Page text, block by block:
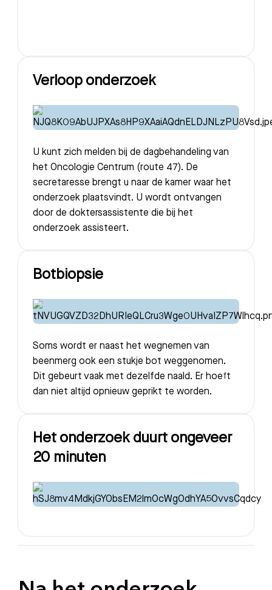
Verloop onderzoek
U kunt zich melden bij de dagbehandeling van
het Oncologie Centrum (route 47). De
secretaresse brengt u naar de kamer waar het
onderzoek plaatsvindt. U wordt ontvangen
door de doktersassistente die bij het
onderzoek assisteert.
Botbiopsie
Soms wordt er naast het wegnemen van
beenmerg ook een stukje bot weggenomen.
Dit gebeurt vaak met dezelfde naald. Er hoeft
dan niet altijd opnieuw geprikt te worden.
Het onderzoek duurt ongeveer
20 minuten